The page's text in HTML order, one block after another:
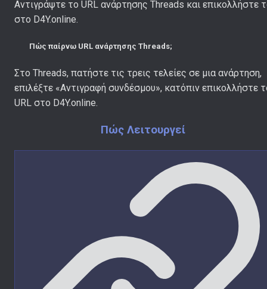
Αντιγράψτε το URL ανάρτησης Threads και επικολλήστε
στο D4Y.online.
Πώς παίρνω URL ανάρτησης Threads;
Στο Threads, πατήστε τις τρεις τελείες σε μια ανάρτηση,
επιλέξτε «Αντιγραφή συνδέσμου», κατόπιν επικολλήστε
URL στο D4Y.online.
Πώς Λειτουργεί